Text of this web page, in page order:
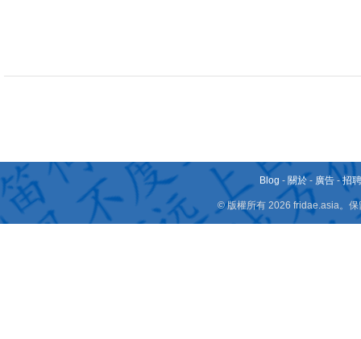
Blog - 關於 - 廣告 -招
© 版權所有 2026 fridae.asia。